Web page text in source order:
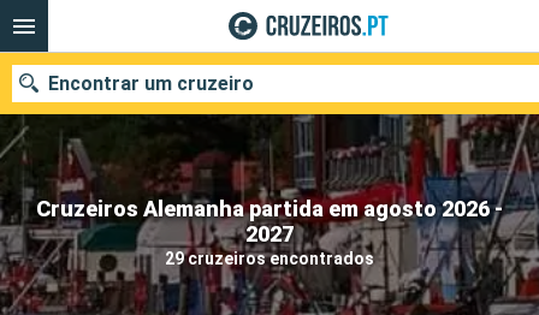
Cruzeiros Alemanha partida em agosto 2026 -
2027
29 cruzeiros encontrados
Encontrar um cruzeiro
Quando ir?
Data de partida